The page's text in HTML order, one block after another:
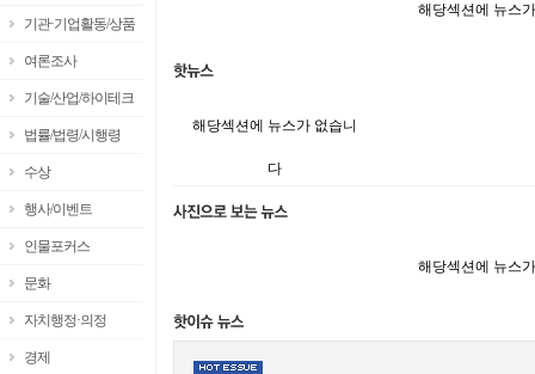
기관·기업활동/상품
여론조사
기술/산업/하이테크
법률/법령/시행령
수상
행사/이벤트
인물포커스
문화
자치행정·의정
경제
해당섹션에 뉴스
해당섹션에 뉴스가 없습니
다
해당섹션에 뉴스